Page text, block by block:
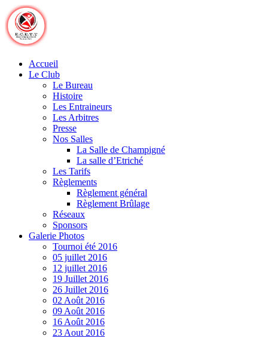
Skip
to
content
Accueil
Le Club
Le Bureau
Histoire
Les Entraineurs
Les Arbitres
Presse
Nos Salles
La Salle de Champigné
La salle d’Etriché
Les Tarifs
Règlements
Règlement général
Règlement Brûlage
Réseaux
Sponsors
Galerie Photos
Tournoi été 2016
05 juillet 2016
12 juillet 2016
19 Juillet 2016
26 Juillet 2016
02 Août 2016
09 Août 2016
16 Août 2016
23 Aout 2016